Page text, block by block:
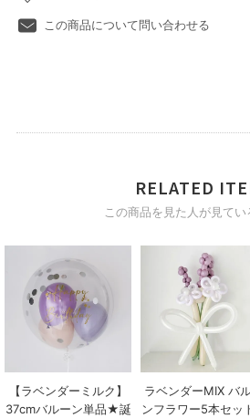
この商品について問い合わせる
RELATED
この商品を見た人が見てい
【ラベンダーミルク】
37cmバルーン単品★誕
ラベンダーMIX バ
ンフラワー5本セッ